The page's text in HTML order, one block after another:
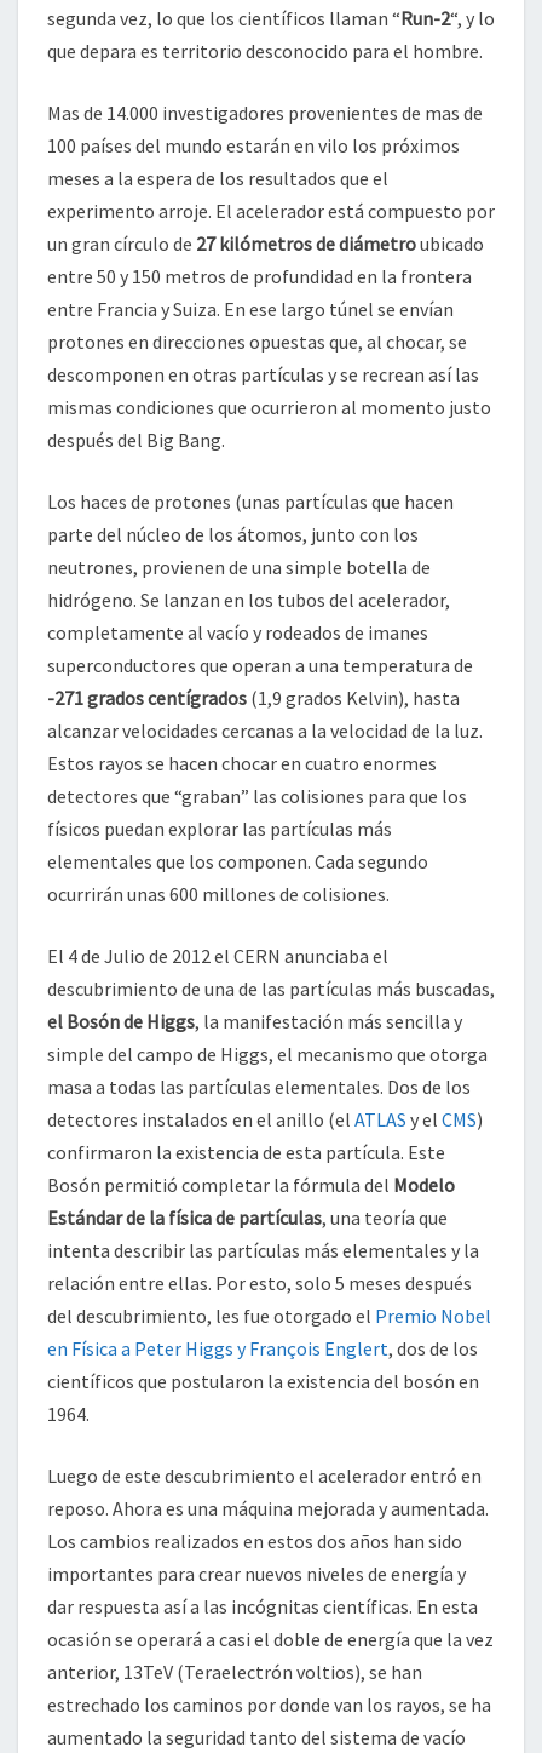
segunda vez, lo que los científicos llaman “Run-2“, y lo
que depara es territorio desconocido para el hombre.
Mas de 14.000 investigadores provenientes de mas de
100 países del mundo estarán en vilo los próximos
meses a la espera de los resultados que el
experimento arroje. El acelerador está compuesto por
un gran círculo de 27 kilómetros de diámetroubicado
entre 50 y 150 metros de profundidad en la frontera
entre Francia y Suiza. En ese largo túnel se envían
protones en direcciones opuestas que, al chocar, se
descomponen en otras partículas y se recrean así las
mismas condiciones que ocurrieron al momento justo
después del Big Bang.
Los haces de protones (unas partículas que hacen
parte del núcleo de los átomos, junto con los
neutrones, provienen de una simple botella de
hidrógeno. Se lanzan en los tubos del acelerador,
completamente al vacío y rodeados de imanes
superconductores que operan a una temperatura de
-271 grados centígrados (1,9 grados Kelvin), hasta
alcanzar velocidades cercanas a la velocidad de la luz.
Estos rayos se hacen chocar en cuatro enormes
detectores que “graban” las colisiones para que los
físicos puedan explorar las partículas más
elementales que los componen. Cada segundo
ocurrirán unas 600 millones de colisiones.
El 4 de Julio de 2012 el CERN anunciaba el
descubrimiento de una de las partículas más buscadas,
el Bosón de Higgs, la manifestación más sencilla y
simple del campo de Higgs, el mecanismo que otorga
masa a todas las partículas elementales. Dos de los
detectores instalados en el anillo (el ATLAS y el CMS)
confirmaron la existencia de esta partícula. Este
Bosón permitió completar la fórmula del Modelo
Estándar de la física de partículas, una teoría que
intenta describir las partículas más elementales y la
relación entre ellas. Por esto, solo 5 meses después
del descubrimiento, les fue otorgado el Premio Nobel
en Física a Peter Higgs y François Englert, dos de los
científicos que postularon la existencia del bosón en
1964.
Luego de este descubrimiento el acelerador entró en
reposo. Ahora es una máquina mejorada y aumentada.
Los cambios realizados en estos dos años han sido
importantes para crear nuevos niveles de energía y
dar respuesta así a las incógnitas científicas. En esta
ocasión se operará a casi el doble de energía que la vez
anterior, 13TeV (Teraelectrón voltios), se han
estrechado los caminos por donde van los rayos, se ha
aumentado la seguridad tanto del sistema de vacío